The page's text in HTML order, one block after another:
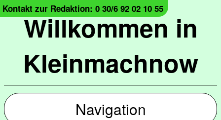
Willkommen in
Kleinmachnow
Kontakt zur Redaktion: 0 30/6 92 02 10 55
Navigation